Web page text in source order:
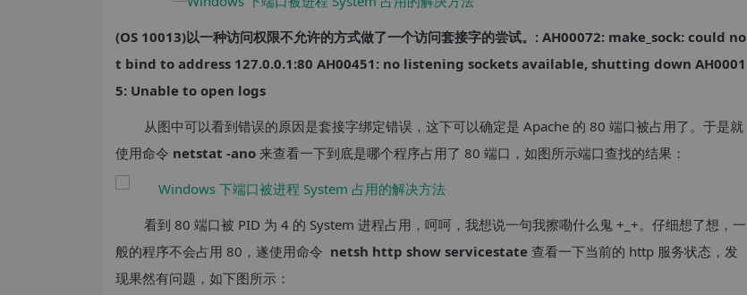
(OS 10013)以一种访问权限不允许的方式做了一个访问套接字的尝试。: AH00072: make_sock: could no
t bind to address 127.0.0.1:80 AH00451: no listening sockets available, shutting down AH0001
5: Unable to open logs
从图中可以看到错误的原因是套接字绑定错误，这下可以确定是 Apache 的 80 端口被占用了。于是就
使用命令 netstat -ano 来查看一下到底是哪个程序占用了 80 端口，如图所示端口查找的结果：
看到 80 端口被 PID 为 4 的 System 进程占用，呵呵，我想说一句我擦嘞什么鬼 +_+。仔细想了想，一
般的程序不会占用 80，遂使用命令 netsh http show servicestate 查看一下当前的 http 服务状态，发
现果然有问题，如下图所示：